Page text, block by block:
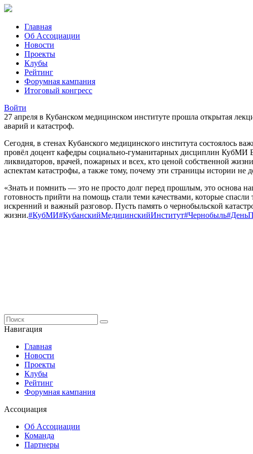
Главная
Об Ассоциации
Новости
Проекты
Клубы
Рейтинг
Форумная кампания
Итоговый конгресс
Войти
27 апреля в Кубанском медицинском институте прошла открытая
аварий и катастроф.
Сегодня, в стенах Кубанского медицинского института состоялось
провёл доцент кафедры социально-гуманитарных дисциплин КубМИ
ликвидаторов, врачей, пожарных и всех, кто ценой собственной
аспектам катастрофы, а также тому, почему эти страницы истории не
«Знать и помнить — это не просто долг перед прошлым, это основа
готовность прийти на помощь стали теми качествами, которые
искренний и важный разговор. Пусть память о чернобыльской
жизни.#КубМИ#КубанскийМедицинскийИнститут#Чернобыль
Навигация
Главная
Новости
Проекты
Клубы
Рейтинг
Форумная кампания
Ассоциация
Об Ассоциации
Команда
Партнеры